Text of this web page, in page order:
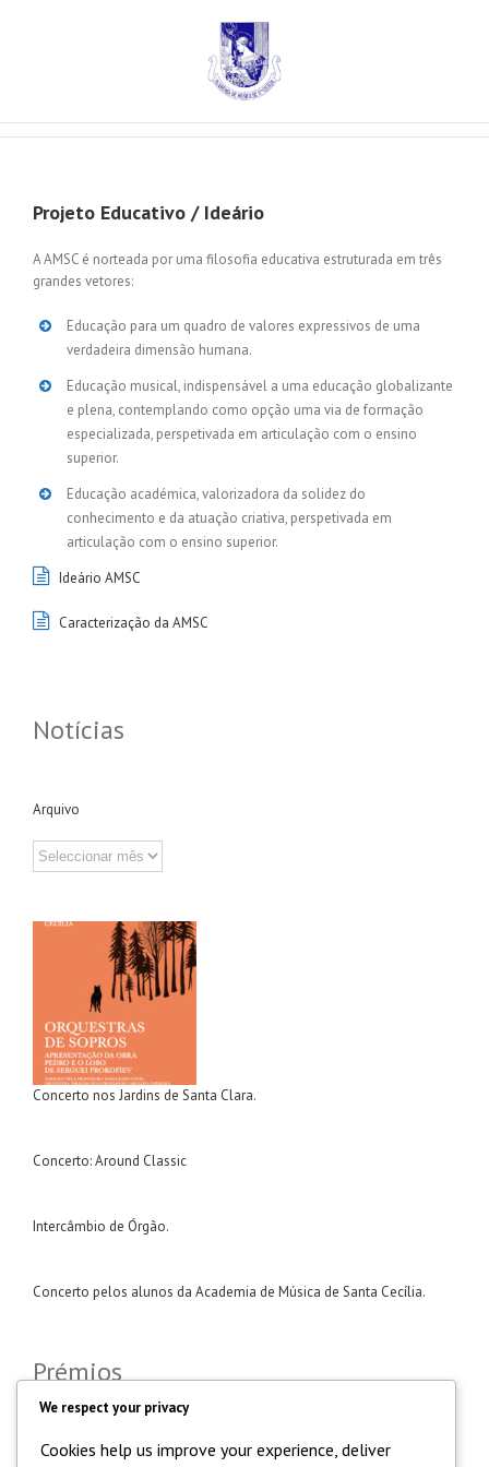
Projeto Educativo / Ideário
A AMSC é norteada por uma filosofia educativa estruturada em três
grandes vetores:
Educação para um quadro de valores expressivos de uma
verdadeira dimensão humana.
Educação musical, indispensável a uma educação globalizante
e plena, contemplando como opção uma via de formação
especializada, perspetivada em articulação com o ensino
superior.
Educação académica, valorizadora da solidez do
conhecimento e da atuação criativa, perspetivada em
articulação com o ensino superior.
Ideário AMSC
Caracterização da AMSC
Notícias
Arquivo
Arquivo
Concerto nos Jardins de Santa Clara.
Concerto: Around Classic
Intercâmbio de Órgão.
Concerto pelos alunos da Academia de Música de Santa Cecília.
Prémios
We respect your privacy
Cookies help us improve your experience, deliver